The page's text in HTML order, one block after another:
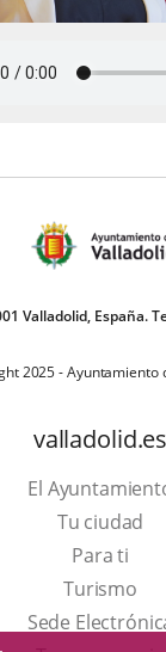
Valladolid, España.
2025 - Ayuntamiento
valladolid.es
El
Tu ciudad
Para ti
TurismoEste
Sede